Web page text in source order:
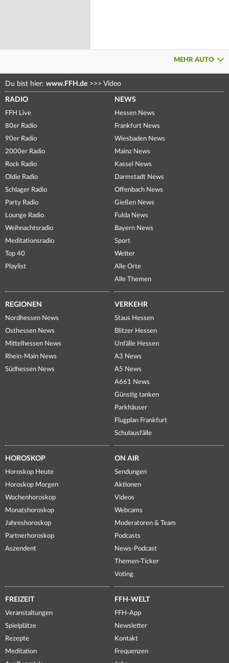
MEHR AUTO
Du bist hier: www.FFH.de >>> Video
RADIO
FFH Live
80er Radio
90er Radio
2000er Radio
Rock Radio
Oldie Radio
Schlager Radio
Party Radio
Lounge Radio
Weihnachtsradio
Meditationsradio
Top 40
Playlist
NEWS
Hessen News
Frankfurt News
Wiesbaden News
Mainz News
Kassel News
Darmstadt News
Offenbach News
Gießen News
Fulda News
Bayern News
Sport
Wetter
Alle Orte
Alle Themen
REGIONEN
Nordhessen News
Osthessen News
Mittelhessen News
Rhein-Main News
Südhessen News
VERKEHR
Staus Hessen
Blitzer Hessen
Unfälle Hessen
A3 News
A5 News
A661 News
Günstig tanken
Parkhäuser
Flugplan Frankfurt
Schulausfälle
HOROSKOP
Horoskop Heute
Horoskop Morgen
Wochenhoroskop
Monatshoroskop
Jahreshoroskop
Partnerhoroskop
Aszendent
ON AIR
Sendungen
Aktionen
Videos
Webcams
Moderatoren & Team
Podcasts
News-Podcast
Themen-Ticker
Voting
FREIZEIT
Veranstaltungen
Spielplätze
Rezepte
Meditation
FFH-WELT
FFH-App
Newsletter
Kontakt
Frequenzen